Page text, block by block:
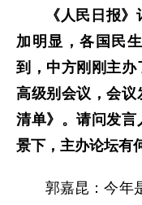
《人民日报
加明显，各国民
到，中方刚刚主办
高级别会议，会
清单》。请问发
景下，主办论坛有
郭嘉昆：今年